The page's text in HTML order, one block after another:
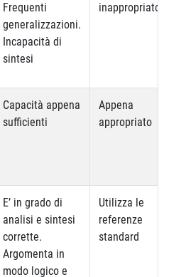
Frequenti
generalizzazioni.
Incapacità di
sintesi
inappropriato
Capacità appena
sufficienti
Appena
appropriato
E’ in grado di
analisi e sintesi
corrette.
Argomenta in
modo logico e
Utilizza le
referenze
standard